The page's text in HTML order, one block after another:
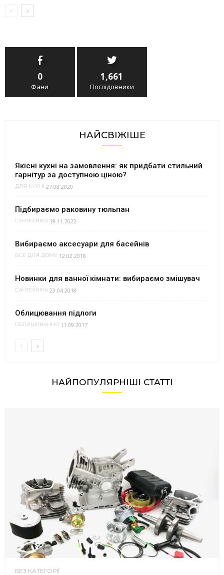
0
Фани
1,661
Послідовники
НАЙСВІЖІШЕ
Якісні кухні на замовлення: як придбати стильний
гарнітур за доступною ціною?
ДЛЯ КУХНІ 27.08.2020
Підбираємо раковину тюльпан
САНТЕХНІКА 19.11.2022
Вибираємо аксесуари для басейнів
ВСЕ ДЛЯ ДОМУ 12.02.2018
Новинки для ванної кімнати: вибираємо змішувач
САНТЕХНІКА 23.04.2018
Облицювання підлоги
ОБЛИЦЮВАННЯ 11.09.2017
НАЙПОПУЛЯРНІШІ СТАТТІ
БЕЗ КАТЕГОРІЇ